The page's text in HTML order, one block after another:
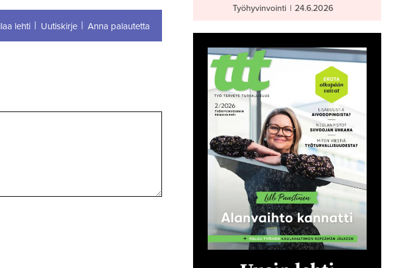
lehti Uutiskirje Anna palautetta
Työhyvinvointi | 24.6.2026